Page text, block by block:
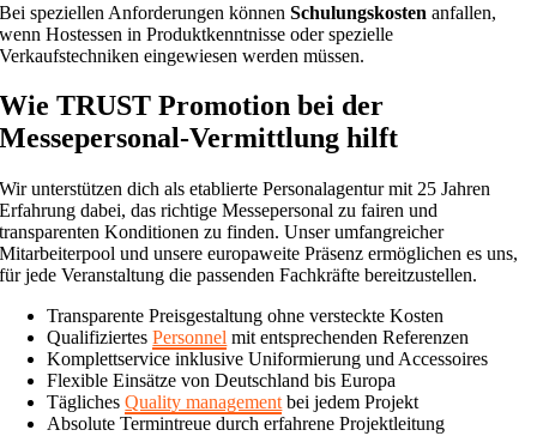
Bei speziellen Anforderungen könnenSchulungskosten anfallen,
wenn Hostessen in Produktkenntnisse oder spezielle
Verkaufstechniken eingewiesen werden müssen.
Wie TRUST Promotion bei der
Messepersonal-Vermittlung hilft
Wir unterstützen dich als etablierte Personalagentur mit 25 Jahren
Erfahrung dabei, das richtige Messepersonal zu fairen und
transparenten Konditionen zu finden. Unser umfangreicher
Mitarbeiterpool und unsere europaweite Präsenz ermöglichen es uns,
für jede Veranstaltung die passenden Fachkräfte bereitzustellen.
Transparente Preisgestaltung ohne versteckte Kosten
QualifiziertesPersonnel mit entsprechenden Referenzen
Komplettservice inklusive Uniformierung und Accessoires
Flexible Einsätze von Deutschland bis Europa
TäglichesQuality management bei jedem Projekt
Absolute Termintreue durch erfahrene Projektleitung